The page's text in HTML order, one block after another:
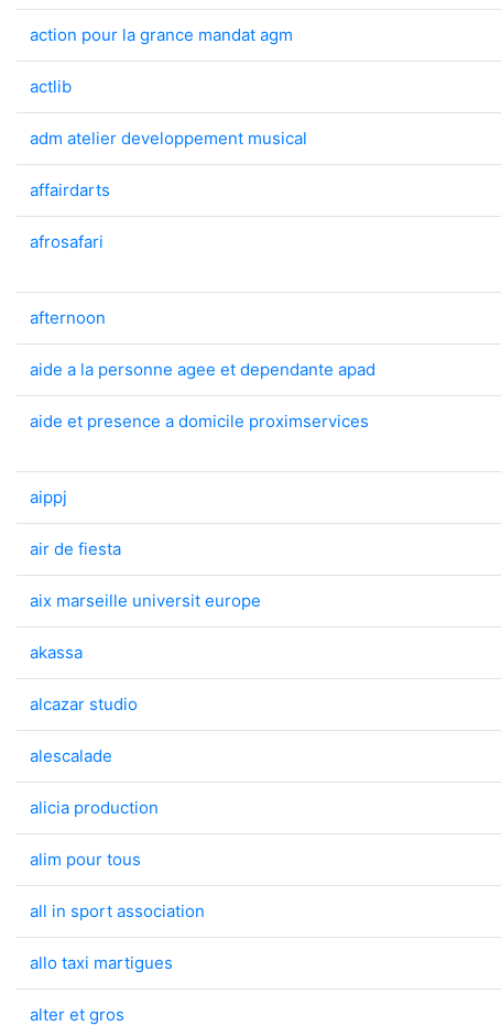
action pour la grance mandat agm
actlib
adm atelier developpement musical
affairdarts
afrosafari
afternoon
aide a la personne agee et dependante apad
aide et presence a domicile proximservices
aippj
air de fiesta
aix marseille universit europe
akassa
alcazar studio
alescalade
alicia production
alim pour tous
all in sport association
allo taxi martigues
alter et gros